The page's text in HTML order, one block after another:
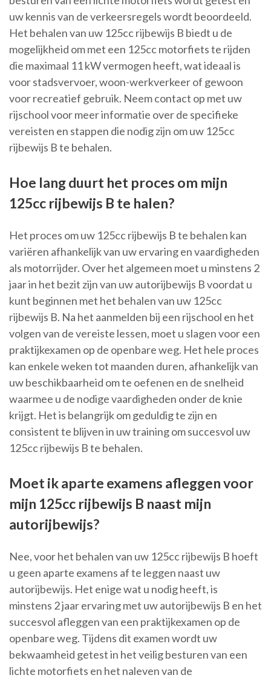
uw kennis van de verkeersregels wordt beoordeeld.
Het behalen van uw 125cc rijbewijs B biedt u de
mogelijkheid om met een 125cc motorfiets te rijden
die maximaal 11 kW vermogen heeft, wat ideaal is
voor stadsvervoer, woon-werkverkeer of gewoon
voor recreatief gebruik. Neem contact op met uw
rijschool voor meer informatie over de specifieke
vereisten en stappen die nodig zijn om uw 125cc
rijbewijs B te behalen.
Hoe lang duurt het proces om mijn
125cc rijbewijs B te halen?
Het proces om uw 125cc rijbewijs B te behalen kan
variëren afhankelijk van uw ervaring en vaardigheden
als motorrijder. Over het algemeen moet u minstens 2
jaar in het bezit zijn van uw autorijbewijs B voordat u
kunt beginnen met het behalen van uw 125cc
rijbewijs B. Na het aanmelden bij een rijschool en het
volgen van de vereiste lessen, moet u slagen voor een
praktijkexamen op de openbare weg. Het hele proces
kan enkele weken tot maanden duren, afhankelijk van
uw beschikbaarheid om te oefenen en de snelheid
waarmee u de nodige vaardigheden onder de knie
krijgt. Het is belangrijk om geduldig te zijn en
consistent te blijven in uw training om succesvol uw
125cc rijbewijs B te behalen.
Moet ik aparte examens afleggen voor
mijn 125cc rijbewijs B naast mijn
autorijbewijs?
Nee, voor het behalen van uw 125cc rijbewijs B hoeft
u geen aparte examens af te leggen naast uw
autorijbewijs. Het enige wat u nodig heeft, is
minstens 2 jaar ervaring met uw autorijbewijs B en het
succesvol afleggen van een praktijkexamen op de
openbare weg. Tijdens dit examen wordt uw
bekwaamheid getest in het veilig besturen van een
lichte motorfiets en het naleven van de